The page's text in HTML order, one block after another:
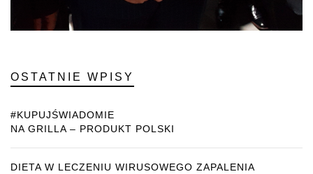
OSTATNIE WPISY
#KUPUJŚWIADOMIE
NA GRILLA – PRODUKT POLSKI
DIETA W LECZENIU WIRUSOWEGO ZAPALENIA